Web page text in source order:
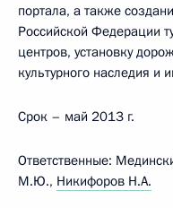
портала, а также
Российской Федерации
центров, установку
культурного наследия и
Срок – май 2013 г.
Ответственные:
М.Ю., Никифоров Н.А.